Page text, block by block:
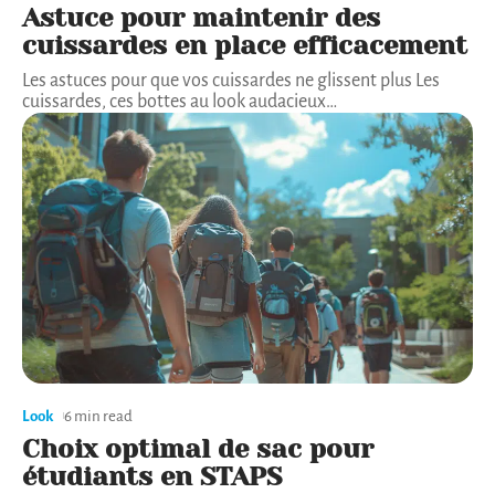
Astuce pour maintenir des
cuissardes en place efficacement
Les astuces pour que vos cuissardes ne glissent plus Les
cuissardes, ces bottes au look audacieux…
Look 6 min read
Choix optimal de sac pour
étudiants en STAPS